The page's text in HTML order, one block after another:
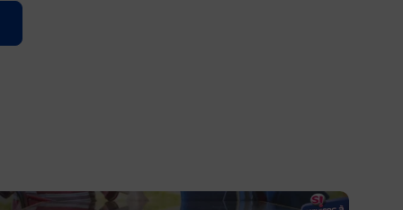
savoir plus